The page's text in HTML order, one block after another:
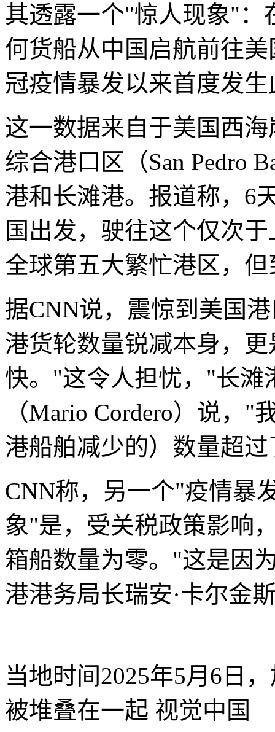
其透露一个"惊人现象"：
何货船从中国启航前往
冠疫情暴发以来首度发
这一数据来自于美国西
综合港口区（San Pedro
港和长滩港。报道称，6
国出发，驶往这个仅次
全球第五大繁忙港区，
据CNN说，震惊到美国
港货轮数量锐减本身，
快。"这令人担忧，"长滩
（Mario Cordero）说，
港船舶减少的）数量超
CNN称，另一个"疫情暴
象"是，受关税政策影响
箱船数量为零。"这是因
港港务局长瑞安·卡尔金
当地时间2025年5月6日
被堆叠在一起 视觉中国